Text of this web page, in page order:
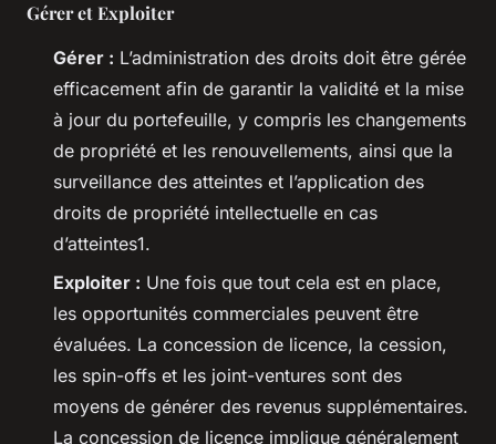
Gérer et Exploiter
Gérer : L’administration des droits doit être gérée
efficacement afin de garantir la validité et la mise
à jour du portefeuille, y compris les changements
de propriété et les renouvellements, ainsi que la
surveillance des atteintes et l’application des
droits de propriété intellectuelle en cas
d’atteintes1.
Exploiter : Une fois que tout cela est en place,
les opportunités commerciales peuvent être
évaluées. La concession de licence, la cession,
les spin-offs et les joint-ventures sont des
moyens de générer des revenus supplémentaires.
La concession de licence implique généralement